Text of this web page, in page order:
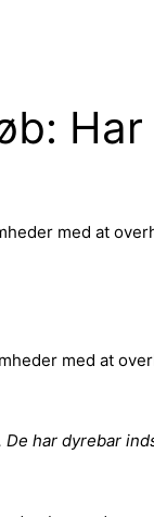
med at
med at
har dyrebar